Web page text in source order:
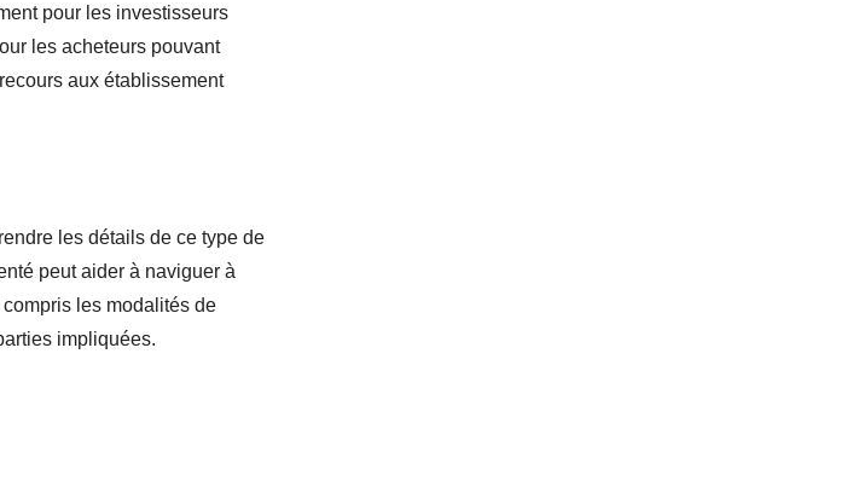
pour les investisseurs
les acheteurs pouvant
aux établissement
les détails de ce type de
peut aider à naviguer à
les modalités de
impliquées.